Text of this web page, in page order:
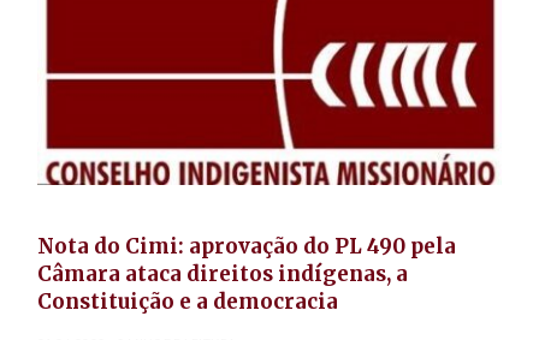
Nota do Cimi: aprovação do PL 490 pela
Câmara ataca direitos indígenas, a
Constituição e a democracia